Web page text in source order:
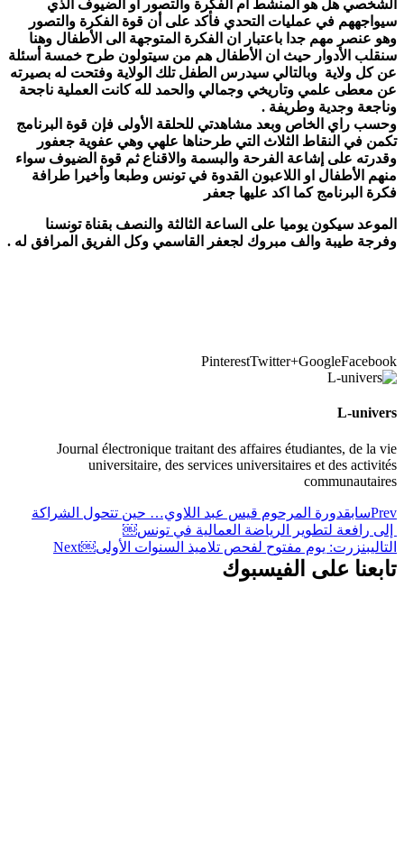
الشخصي هل هو المنشط ام الفكرة والتصور او الضيوف الذي
سيواجههم في عمليات التحدي فأكد على أن قوة الفكرة والتصور
وهو عنصر مهم جدا باعتبار ان الفكرة المتوجهة الى الأطفال وهنا
سنقلب الأدوار حيث ان الأطفال هم من سيتولون طرح خمسة أسئلة
عن كل ولاية وبالتالي سيدرس الطفل تلك الولاية وفتحت له بصيرته
عن معطى علمي وتاريخي وجمالي والحمد لله كانت العملية ناجحة
وناجعة وجدية وطريفة .
وحسب راي الخاص وبعد مشاهدتي للحلقة الأولى فإن قوة البرنامج
تكمن في النقاط الثلاث التي طرحناها علهي وهي عفوية جعفور
وقدرته على إشاعة الفرحة والبسمة والاقناع ثم قوة الضيوف سواء
منهم الأطفال او اللاعبون القدوة في تونس وطبعا وأخيرا طرافة
فكرة البرنامج كما اكد عليها جعفر
الموعد سيكون يوميا على الساعة الثالثة والنصف بقناة تونسنا
وفرجة طيبة والف مبروك لجعفر القاسمي وكل الفريق المرافق له .
Facebook
Google+
Twitter
Pinterest
L-univers
Journal électronique traitant des affaires étudiantes, de la vie
universitaire, des services universitaires et des activités
communautaires
Prevسابقدورة المرحوم قيس عبد اللاوي… حين تتحول الشراكة
إلى رافعة لتطوير الرياضة العمالية في تونس￼
التاليبنزرت: يوم مفتوح لفحص تلاميذ السنوات الأولى￼Next
تابعنا على الفيسبوك